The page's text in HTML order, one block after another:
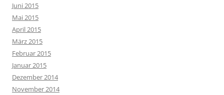
Juni 2015
Mai 2015
April 2015
März 2015
Februar 2015
Januar 2015
Dezember 2014
November 2014